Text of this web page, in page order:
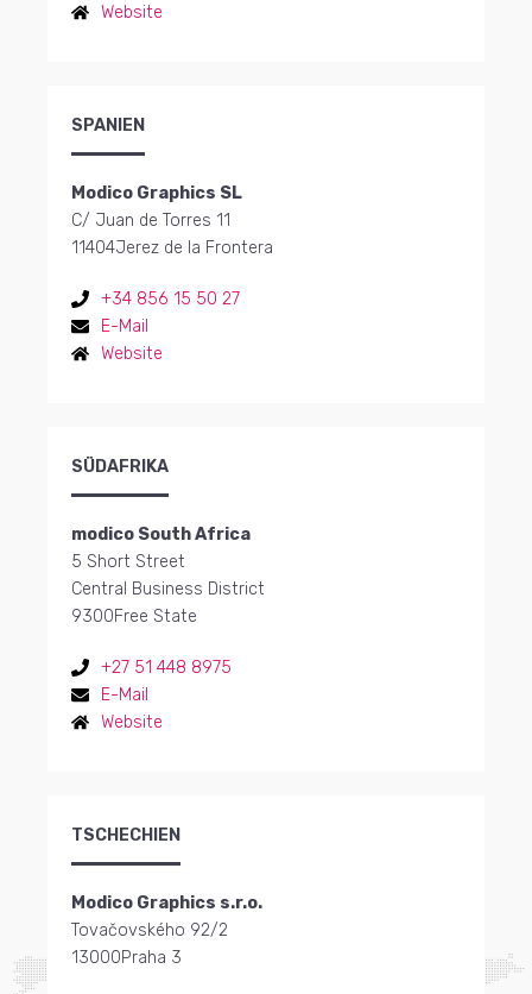
Website
SPANIEN
Modico Graphics SL
C/ Juan de Torres 11
11404Jerez de la Frontera
+34 856 15 50 27
E-Mail
Website
SÜDAFRIKA
modico South Africa
5 Short Street
Central Business District
9300Free State
+27 51 448 8975
E-Mail
Website
TSCHECHIEN
Modico Graphics s.r.o.
Tovačovského 92/2
13000Praha 3